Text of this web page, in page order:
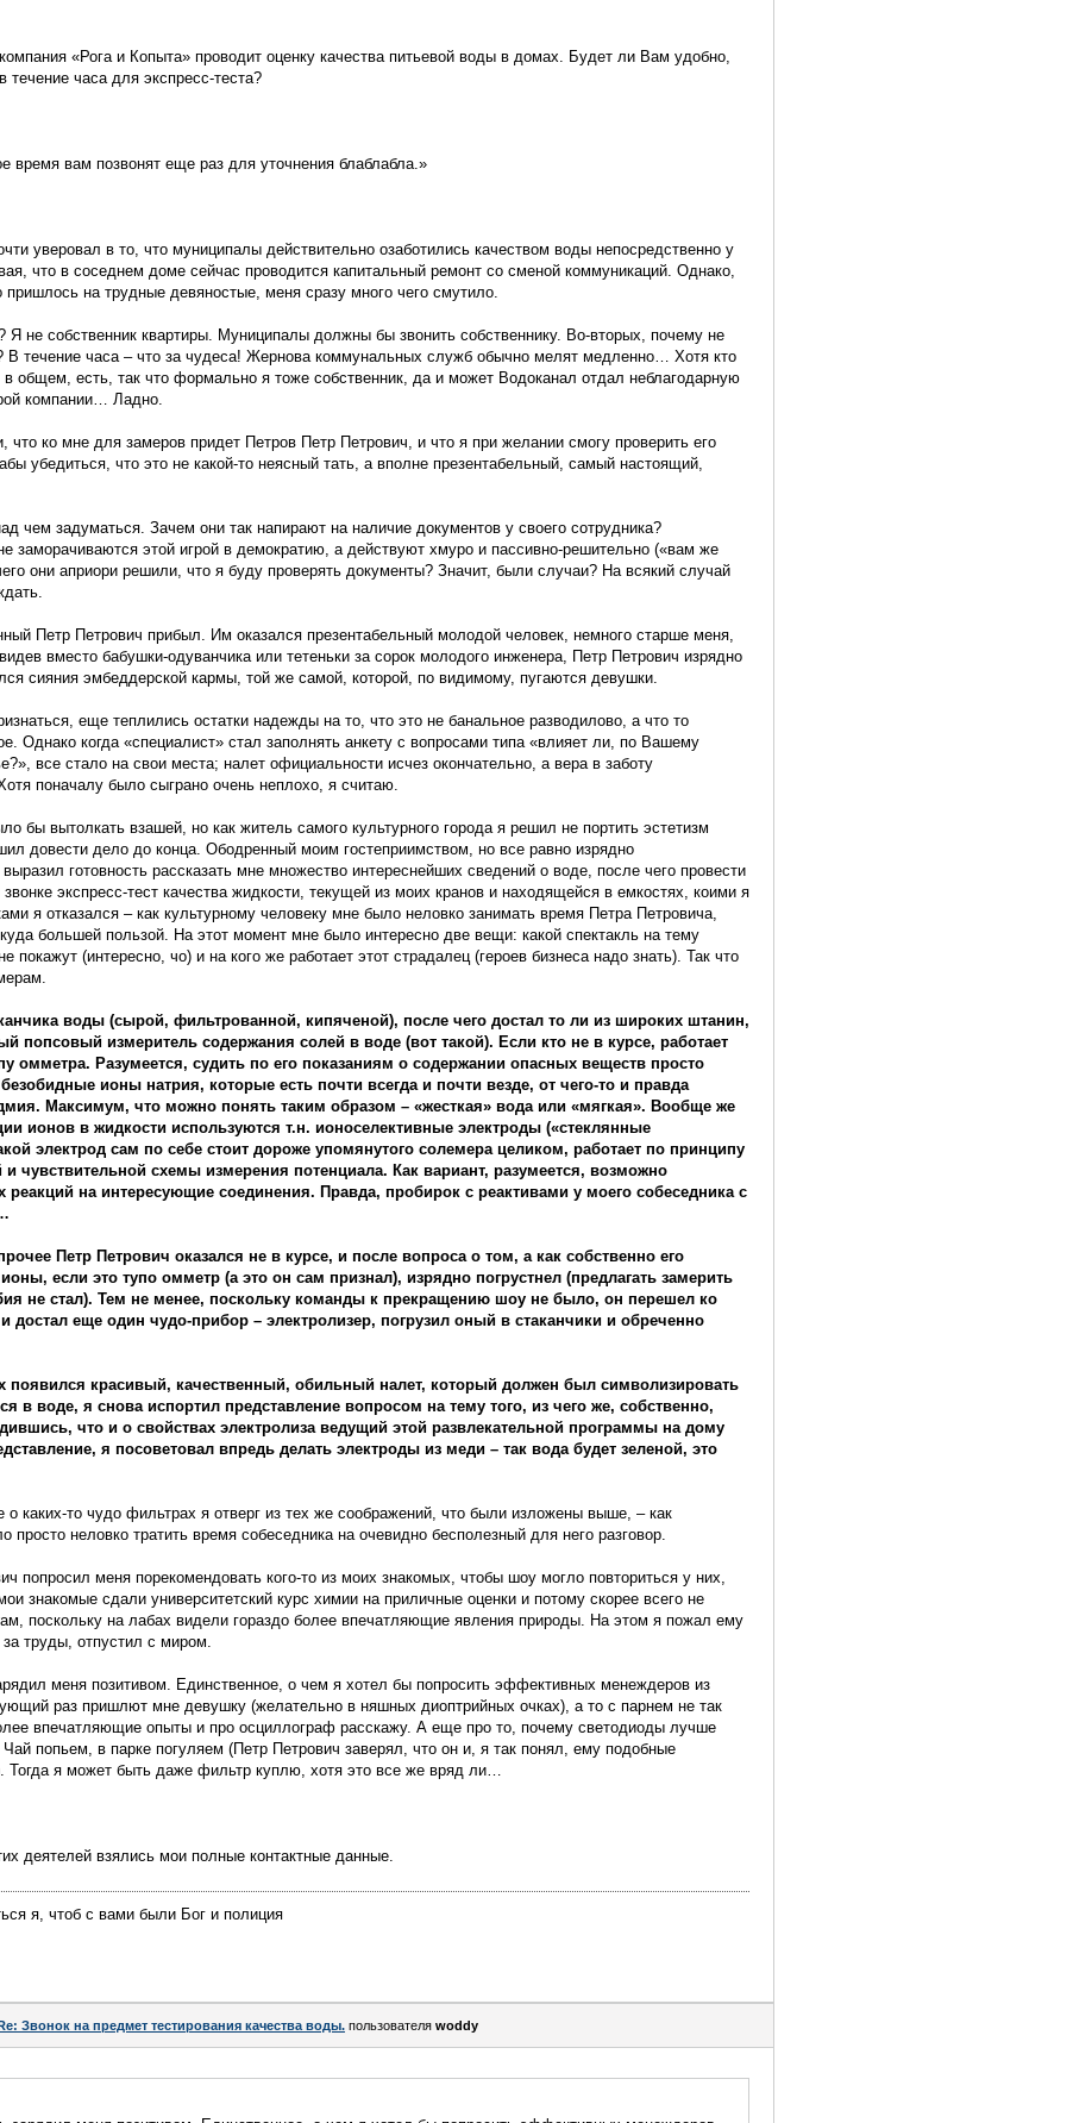
«Рога и Копыта» проводит оценку качества питьевой воды в домах. Будет ли Вам удобно,
часа для экспресс-теста?
время вам позвонят еще раз для уточнения блаблабла.»
уверовал в то, что муниципалы действительно озаботились качеством воды непосредственно у
что в соседнем доме сейчас проводится капитальный ремонт со сменой коммуникаций. Однако,
пришлось на трудные девяностые, меня сразу много чего смутило.
Я не собственник квартиры. Муниципалы должны бы звонить собственнику. Во-вторых, почему не
В течение часа – что за чудеса! Жернова коммунальных служб обычно мелят медленно… Хотя кто
в общем, есть, так что формально я тоже собственник, да и может Водоканал отдал неблагодарную
компании… Ладно.
ко мне для замеров придет Петров Петр Петрович, и что я при желании смогу проверить его
убедиться, что это не какой-то неясный тать, а вполне презентабельный, самый настоящий,
чем задуматься. Зачем они так напирают на наличие документов у своего сотрудника?
заморачиваются этой игрой в демократию, а действуют хмуро и пассивно-решительно («вам же
они априори решили, что я буду проверять документы? Значит, были случаи? На всякий случай
Петр Петрович прибыл. Им оказался презентабельный молодой человек, немного старше меня,
вместо бабушки-одуванчика или тетеньки за сорок молодого инженера, Петр Петрович изрядно
сияния эмбеддерской кармы, той же самой, которой, по видимому, пугаются девушки.
еще теплились остатки надежды на то, что это не банальное разводилово, а что то
Однако когда «специалист» стал заполнять анкету с вопросами типа «влияет ли, по Вашему
все стало на свои места; налет официальности исчез окончательно, а вера в заботу
поначалу было сыграно очень неплохо, я считаю.
бы вытолкать взашей, но как житель самого культурного города я решил не портить эстетизм
довести дело до конца. Ободренный моим гостеприимством, но все равно изрядно
готовность рассказать мне множество интереснейших сведений о воде, после чего провести
экспресс-тест качества жидкости, текущей из моих кранов и находящейся в емкостях, коими я
я отказался – как культурному человеку мне было неловко занимать время Петра Петровича,
большей пользой. На этот момент мне было интересно две вещи: какой спектакль на тему
покажут (интересно, чо) и на кого же работает этот страдалец (героев бизнеса надо знать). Так что
воды (сырой, фильтрованной, кипяченой), после чего достал то ли из широких штанин,
попсовый измеритель содержания солей в воде (вот такой). Если кто не в курсе, работает
омметра. Разумеется, судить по его показаниям о содержании опасных веществ просто
ионы натрия, которые есть почти всегда и почти везде, от чего-то и правда
Максимум, что можно понять таким образом – «жесткая» вода или «мягкая». Вообще же
ионов в жидкости используются т.н. ионоселективные электроды («стеклянные
электрод сам по себе стоит дороже упомянутого солемера целиком, работает по принципу
и чувствительной схемы измерения потенциала. Как вариант, разумеется, возможно
реакций на интересующие соединения. Правда, пробирок с реактивами у моего собеседника с
Петр Петрович оказался не в курсе, и после вопроса о том, а как собственно его
если это тупо омметр (а это он сам признал), изрядно погрустнел (предлагать замерить
не стал). Тем не менее, поскольку команды к прекращению шоу не было, он перешел ко
еще один чудо-прибор – электролизер, погрузил оный в стаканчики и обреченно
появился красивый, качественный, обильный налет, который должен был символизировать
в воде, я снова испортил представление вопросом на тему того, из чего же, собственно,
что и о свойствах электролиза ведущий этой развлекательной программы на дому
я посоветовал впредь делать электроды из меди – так вода будет зеленой, это
о каких-то чудо фильтрах я отверг из тех же соображений, что были изложены выше, – как
просто неловко тратить время собеседника на очевидно бесполезный для него разговор.
попросил меня порекомендовать кого-то из моих знакомых, чтобы шоу могло повториться у них,
знакомые сдали университетский курс химии на приличные оценки и потому скорее всего не
поскольку на лабах видели гораздо более впечатляющие явления природы. На этом я пожал ему
за труды, отпустил с миром.
меня позитивом. Единственное, о чем я хотел бы попросить эффективных менеждеров из
раз пришлют мне девушку (желательно в няшных диоптрийных очках), а то с парнем не так
впечатляющие опыты и про осциллограф расскажу. А еще про то, почему светодиоды лучше
попьем, в парке погуляем (Петр Петрович заверял, что он и, я так понял, ему подобные
Тогда я может быть даже фильтр куплю, хотя это все же вряд ли…
деятелей взялись мои полные контактные данные.
я, чтоб с вами были Бог и полиция
Звонок на предмет тестирования качества воды. пользователя woddy